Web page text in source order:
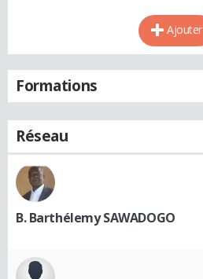
Ajouter
Formations
Réseau
B. Barthélemy SAWADOGO